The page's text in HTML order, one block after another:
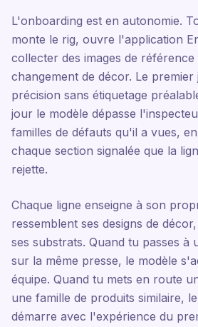
L'onboarding est en autonomie.
monte le rig, ouvre l'application
collecter des images de
changement de décor. Le
précision sans étiquetage
jour le modèle dépasse
familles de défauts qu'il a vues,
chaque section signalée que la
rejette.
Chaque ligne enseigne à son
ressemblent ses designs de
ses substrats. Quand tu passes à
sur la même presse, le modèle
équipe. Quand tu mets en route
une famille de produits similaire,
démarre avec l'expérience du